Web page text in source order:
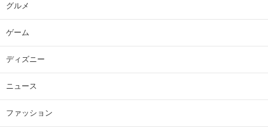
グルメ
ゲーム
ディズニー
ニュース
ファッション